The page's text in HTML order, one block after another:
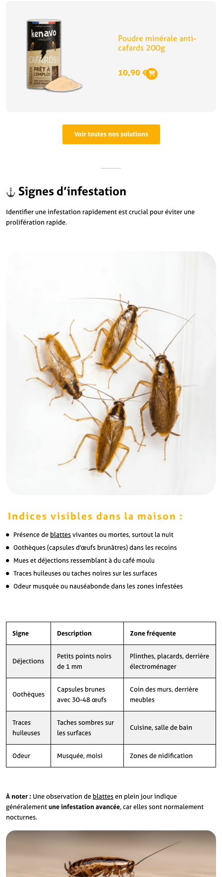
Poudre minérale anti-
cafards 200g
10,90€
Voir toutes nos solutions
Signes d’infestation
Identifier une infestation rapidement est crucial pour éviter une
prolifération rapide.
Indices visibles dans la maison :
Présence de blattesvivantes ou mortes, surtout la nuit
Oothèques (capsules d’œufs brunâtres) dans les recoins
Mues et déjections ressemblant à du café moulu
Traces huileuses ou taches noires sur les surfaces
Odeur musquée ou nauséabonde dans les zones infestées
Signe Description Zone fréquente
Déjections
Petits points noirs
de 1 mm
Plinthes, placards, derrière
électroménager
Oothèques
Capsules brunes
avec 30-48 œufs
Coin des murs, derrière
meubles
Traces
huileuses
Taches sombres sur
les surfaces
Cuisine, salle de bain
Odeur Musquée, moisi Zones de nidification
À noter : Une observation de blattesen plein jour indique
généralementune infestation avancée, car elles sont normalement
nocturnes.